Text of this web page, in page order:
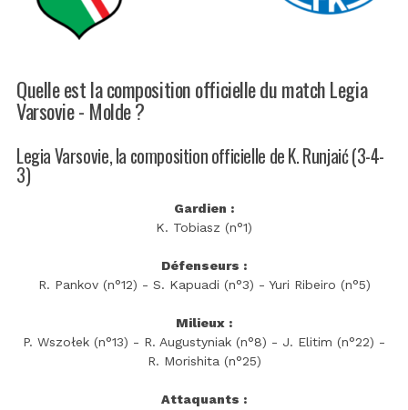
Quelle est la composition officielle du match Legia
Varsovie - Molde ?
Legia Varsovie, la composition officielle de K. Runjaić (3-4-
3)
Gardien :
K. Tobiasz (n°1)
Défenseurs :
R. Pankov (n°12) - S. Kapuadi (n°3) - Yuri Ribeiro (n°5)
Milieux :
P. Wszołek (n°13) - R. Augustyniak (n°8) - J. Elitim (n°22) -
R. Morishita (n°25)
Attaquants :